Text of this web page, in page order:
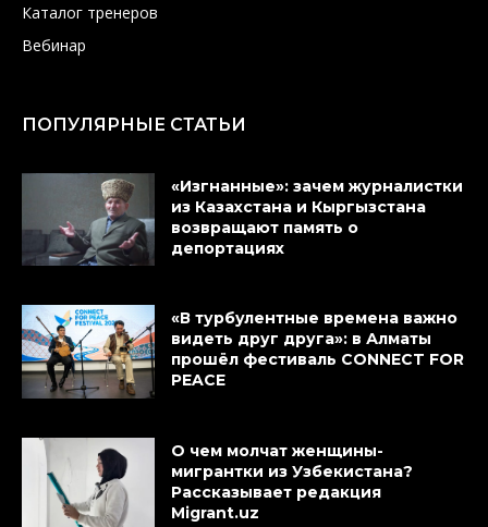
Каталог тренеров
Вебинар
ПОПУЛЯРНЫЕ СТАТЬИ
«Изгнанные»: зачем журналистки
из Казахстана и Кыргызстана
возвращают память о
депортациях
«В турбулентные времена важно
видеть друг друга»: в Алматы
прошёл фестиваль CONNECT FOR
PEACE
О чем молчат женщины-
мигрантки из Узбекистана?
Рассказывает редакция
Migrant.uz